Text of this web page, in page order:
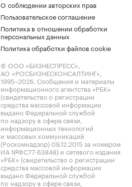
О соблюдении авторских прав
Пользовательское соглашение
Политика в отношении обработки
персональных данных
Политика обработки файлов cookie
© ООО «БИЗНЕСПРЕСС»,
АО «РОСБИЗНЕСКОНСАЛТИНГ»,
1995–2026. Сообщения и материалы
информационного агентства «РБК»
(свидетельство о регистрации
средства массовой информации
выдано Федеральной службой
по надзору в сфере связи,
информационных технологий
и массовых коммуникаций
(Роскомнадзор) 09.12.2015 за номером
ИА №ФС77-63848) и сетевого издания
«РБК» (свидетельство о регистрации
средства массовой информации
выдано Федеральной службой
по надзору в сфере связи,